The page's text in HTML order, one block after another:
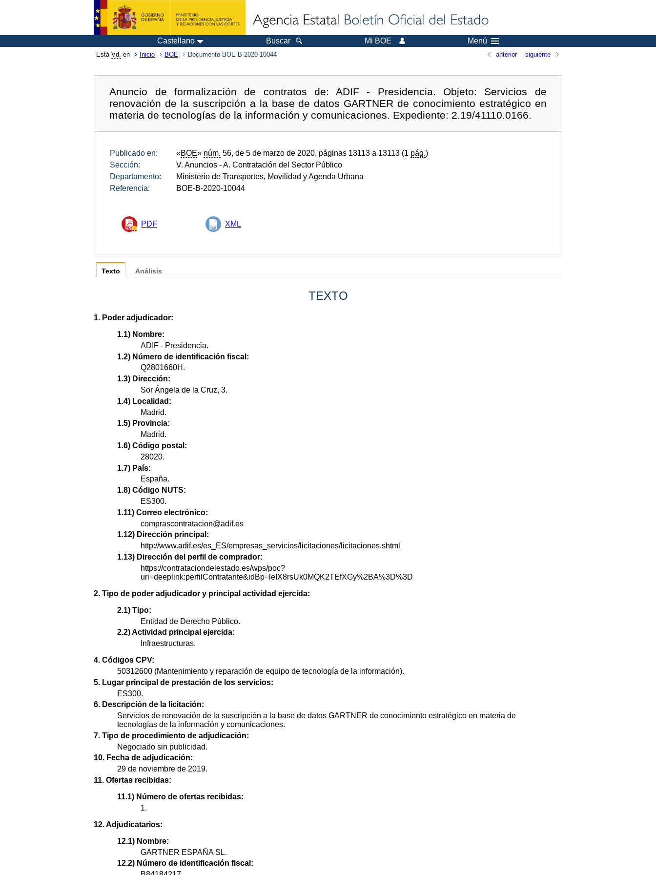
Castellano Buscar Mi BOE Menú
Está Vd. en Inicio BOE Documento BOE-B-2020-10044 anterior siguiente
Anuncio de formalización de contratos de: ADIF - Presidencia. Objeto: Servicios de
renovación de la suscripción a la base de datos GARTNER de conocimiento estratégico en
materia de tecnologías de la información y comunicaciones. Expediente: 2.19/41110.0166.
Publicado en: «BOE» núm. 56, de 5 de marzo de 2020, páginas 13113 a 13113 (1 pág.)
Sección:
V. Anuncios - A. Contratación del Sector Público
Departamento:
Ministerio de Transportes, Movilidad y Agenda Urbana
Referencia:
BOE-B-2020-10044
PDF XML
Texto
TEXTO
1. Poder adjudicador:
1.1) Nombre:
ADIF - Presidencia.
1.2) Número de identificación fiscal:
Q2801660H.
1.3) Dirección:
Sor Ángela de la Cruz, 3.
1.4) Localidad:
Madrid.
1.5) Provincia:
Madrid.
1.6) Código postal:
28020.
1.7) País:
España.
1.8) Código NUTS:
ES300.
1.11) Correo electrónico:
comprascontratacion@adif.es
1.12) Dirección principal:
http://www.adif.es/es_ES/empresas_servicios/licitaciones/licitaciones.shtml
1.13) Dirección del perfil de comprador:
https://contrataciondelestado.es/wps/poc?
uri=deeplink:perfilContratante&idBp=leIX8rsUk0MQK2TEfXGy%2BA%3D%3D
2. Tipo de poder adjudicador y principal actividad ejercida:
2.1) Tipo:
Entidad de Derecho Público.
2.2) Actividad principal ejercida:
Infraestructuras.
4. Códigos CPV:
50312600 (Mantenimiento y reparación de equipo de tecnología de la información).
5. Lugar principal de prestación de los servicios:
ES300.
6. Descripción de la licitación:
Servicios de renovación de la suscripción a la base de datos GARTNER de conocimiento estratégico en materia de
tecnologías de la información y comunicaciones.
7. Tipo de procedimiento de adjudicación:
Negociado sin publicidad.
10. Fecha de adjudicación:
29 de noviembre de 2019.
11. Ofertas recibidas:
11.1) Número de ofertas recibidas:
1.
12. Adjudicatarios:
12.1) Nombre:
GARTNER ESPAÑA SL.
12.2) Número de identificación fiscal:
Análisis